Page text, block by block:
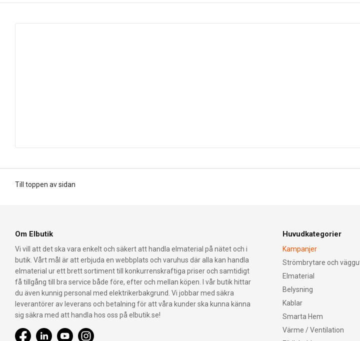
Till toppen av sidan
Om Elbutik
Vi vill att det ska vara enkelt och säkert att handla elmaterial på nätet och i
butik. Vårt mål är att erbjuda en webbplats och varuhus där alla kan handla
elmaterial ur ett brett sortiment till konkurrenskraftiga priser och samtidigt
få tillgång till bra service både före, efter och mellan köpen. I vår butik hittar
du även kunnig personal med elektrikerbakgrund. Vi jobbar med säkra
leverantörer av leverans och betalning för att våra kunder ska kunna känna
sig säkra med att handla hos oss på elbutik.se!
Huvudkategorier
Kampanjer
Strömbrytare och
Elmaterial
Belysning
Kablar
Smarta Hem
Värme / Ventilation